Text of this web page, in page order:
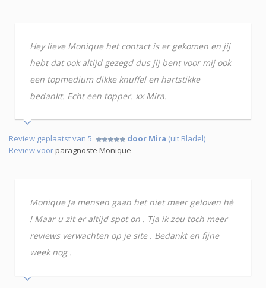
Hey lieve Monique het contact is er gekomen en jij
hebt dat ook altijd gezegd dus jij bent voor mij ook
een topmedium dikke knuffel en hartstikke
bedankt. Echt een topper. xx Mira.
Review geplaatst van 5 door Mira (uit Bladel)
Review voorparagnoste Monique
Monique Ja mensen gaan het niet meer geloven hè
! Maar u zit er altijd spot on . Tja ik zou toch meer
reviews verwachten op je site . Bedankt en fijne
week nog .